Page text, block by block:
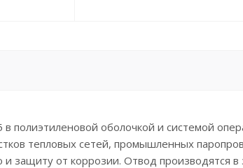
оболочкой и системой
тепловых сетей, промышленных
защиту от коррозии. Отвод производятся